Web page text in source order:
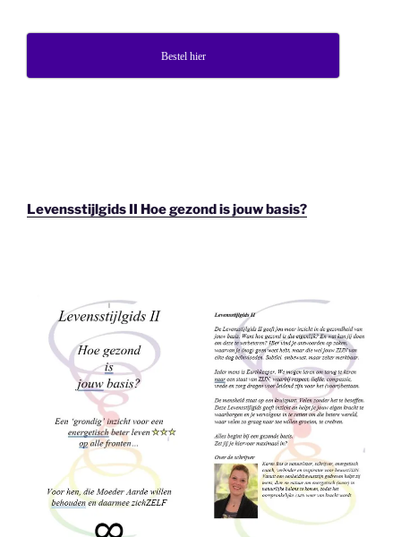
Bestel hier
Levensstijlgids II Hoe gezond is jouw basis?